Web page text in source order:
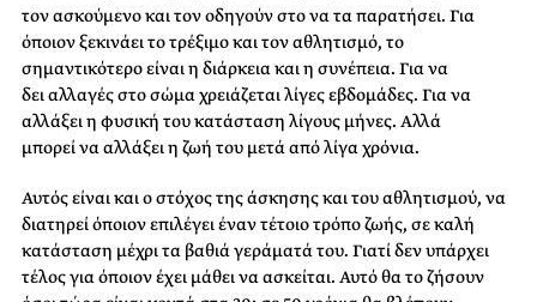
τον ασκούμενο και τον οδηγούν στο να τα παρατήσει. Για
όποιον ξεκινάει το τρέξιμο και τον αθλητισμό, το
σημαντικότερο είναι η διάρκεια και η συνέπεια. Για να
δει αλλαγές στο σώμα χρειάζεται λίγες εβδομάδες. Για να
αλλάξει η φυσική του κατάσταση λίγους μήνες. Αλλά
μπορεί να αλλάξει η ζωή του μετά από λίγα χρόνια.
Αυτός είναι και ο στόχος της άσκησης και του αθλητισμού, να
διατηρεί όποιον επιλέγει έναν τέτοιο τρόπο ζωής, σε καλή
κατάσταση μέχρι τα βαθιά γεράματά του. Γιατί δεν υπάρχει
τέλος για όποιον έχει μάθει να ασκείται. Αυτό θα το ζήσουν